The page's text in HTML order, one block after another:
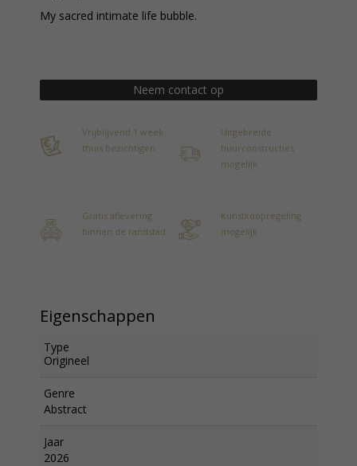
My sacred intimate life bubble.
Neem contact op
Vrijblijvend 1 week
thuis bezichtigen
Uitgebreide
huurconstructies
mogelijk
Gratis aflevering
binnen de randstad
Kunstkoopregeling
mogelijk
Eigenschappen
Type
Origineel
Genre
Abstract
Jaar
2026